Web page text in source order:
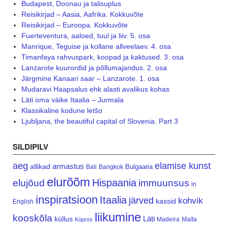
Budapest, Doonau ja talisuplus
Reisikirjad – Aasia, Aafrika. Kokkuvõte
Reisikirjad – Euroopa. Kokkuvõte
Fuerteventura, aaloed, tuul ja liiv. 5. osa
Manrique, Teguise ja kollane allveelaev. 4. osa
Timanfaya rahvuspark, koopad ja kaktused. 3. osa
Lanzarote kuurordid ja põllumajandus. 2. osa
Järgmine Kanaari saar – Lanzarote. 1. osa
Mudaravi Haapsalus ehk alasti avalikus kohas
Läti oma väike Itaalia – Jurmala
Klassikaline kodune letšo
Ljubljana, the beautiful capital of Slovenia. Part 3
SILDIPILV
aeg allikad armastus Bali Bangkok Bulgaaria elamise kunst
elujõud elurõõm Hispaania immuunsus in
English inspiratsioon Itaalia järved kassid kohvik
kooskõla küllus Küpros liikumine Läti Madeira Malta